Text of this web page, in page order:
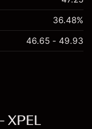
36.48%
46.65 - 49.93
XPEL